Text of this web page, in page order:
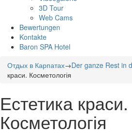
3D Tour
Web Cams
Bewertungen
Kontakte
Baron SPA Hotel
Отдых в Карпатах→Der ganze Rest in
краси. Косметологія
Естетика краси.
Косметологія